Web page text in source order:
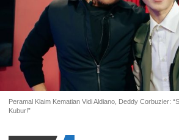
Peramal Klaim Kematian Vidi Aldiano, Deddy Corbuzier:
Kubur!”